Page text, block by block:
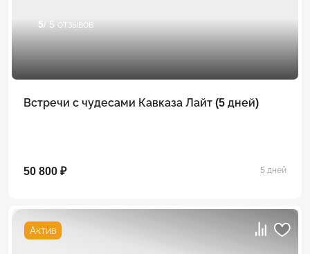
5/ 5 отзывов
Встречи с чудесами Кавказа Лайт (5 дней)
50 800 ₽ 5 дней
Актив